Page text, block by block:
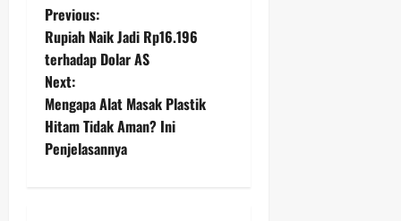
P
o
s
t
Previous:
Rupiah Naik Jadi Rp16.196
terhadap Dolar AS
Next:
Mengapa Alat Masak Plastik
Hitam Tidak Aman? Ini
Penjelasannya